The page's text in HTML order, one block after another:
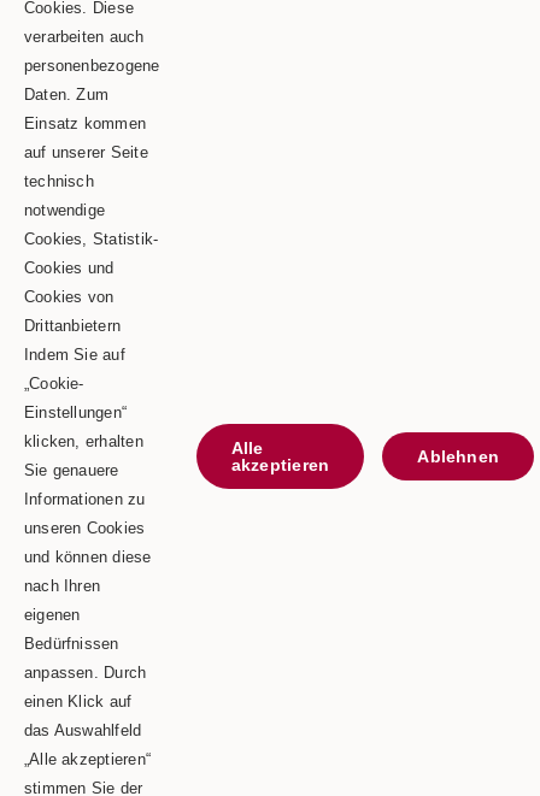
Schäble TEAM GmbH & Co.KG
Goldbergstraße 24
73469 Riesbürg
Telefon: 0 90 81 / 75 73
Telefax: 0 90 81 / 75 52
E-Mail: info@schaeble-team.de
Kontaktieren Sie uns
Impressum
Datenschutz
Copyright © 2026 | Schäble TEAM GmbH & Co.KG
Cookies. Diese
verarbeiten auch
personenbezogene
Daten. Zum
Einsatz kommen
auf unserer Seite
technisch
notwendige
Cookies, Statistik-
Cookies und
Cookies von
Drittanbietern
Indem Sie auf
„Cookie-
Einstellungen“
klicken, erhalten
Sie genauere
Informationen zu
unseren Cookies
und können diese
nach Ihren
eigenen
Bedürfnissen
anpassen. Durch
einen Klick auf
das Auswahlfeld
„Alle akzeptieren“
stimmen Sie der
Alle
akzeptieren
Ablehnen